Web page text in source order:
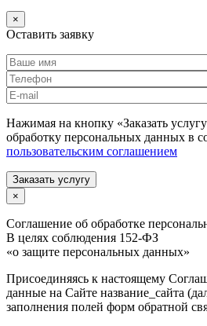
×
Оставить заявку
Нажимая на кнопку «Заказать
обработку персональных данных в
пользовательским соглашением
Заказать услугу
×
Соглашение об обработке
В целях соблюдения 152-ФЗ
«о защите персональных данных»
Присоединяясь к настоящему
данные на Сайте название_сайта
заполнения полей форм обратной